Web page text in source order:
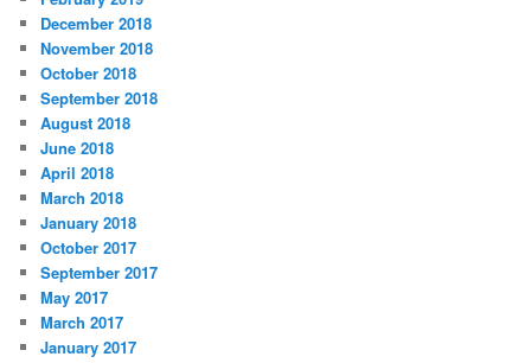
December 2018
November 2018
October 2018
September 2018
August 2018
June 2018
April 2018
March 2018
January 2018
October 2017
September 2017
May 2017
March 2017
January 2017